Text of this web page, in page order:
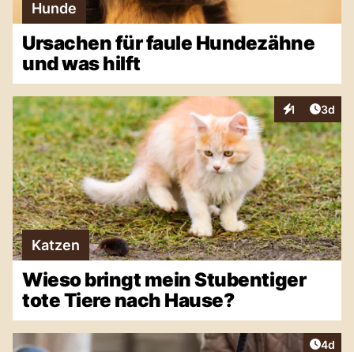
Hunde
Ursachen für faule Hundezähne
und was hilft
1
Interaktionen
3d
Katzen
Wieso bringt mein Stubentiger
tote Tiere nach Hause?
4d